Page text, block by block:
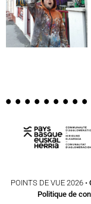
POINTS DE VUE 2026 •
Politique de